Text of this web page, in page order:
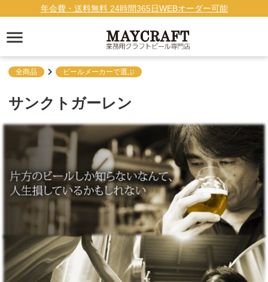
年会費・送料無料 24時間365日WEBオーダー可能
全商品 ビールメーカーで選ぶ
サンクトガーレン